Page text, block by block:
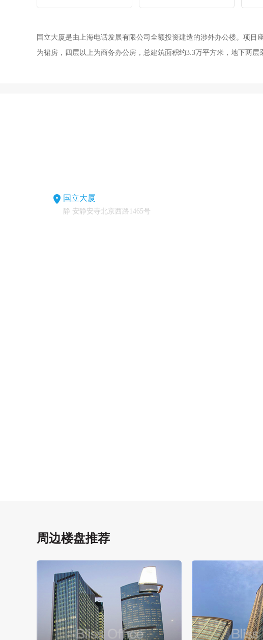
国立大厦是由上海电话发展有限公司全额投资建造的涉外办公楼。项目座拥静安
为裙房，四层以上为商务办公房，总建筑面积约3.3万平方米，地下两
国立大厦
静 安静安寺北京西路1465号
周边楼盘推荐